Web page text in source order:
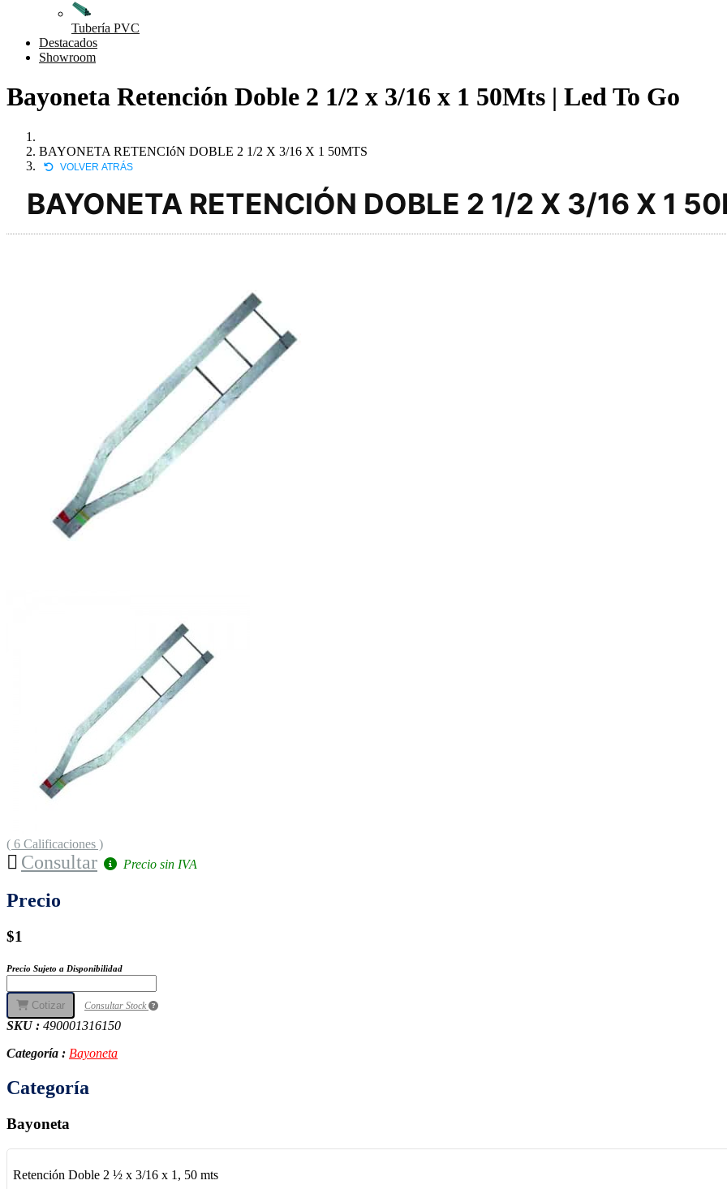
Tubería PVC
Destacados
Showroom
Bayoneta Retención Doble 2 1/2 x 3/16 x 1 50Mts | Led To Go
BAYONETA RETENCIóN DOBLE 2 1/2 X 3/16 X 1 50MTS
VOLVER ATRÁS
BAYONETA RETENCIÓN DOBLE 2 1/2 X 3/16 X 1
( 6 Calificaciones )
Consultar Precio sin IVA
Precio
$1
Precio Sujeto a Disponibilidad
Cotizar Consultar Stock
SKU : 490001316150
Categoría : Bayoneta
Categoría
Bayoneta
Retención Doble 2 ½ x 3/16 x 1, 50 mts